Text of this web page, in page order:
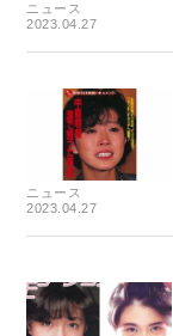
ニュース
2023.04.27
ニュース
2023.04.27